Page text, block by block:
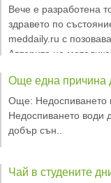
Вече е разработена
здравето по
meddaily.ru с
Авторите на
оценява промените в
текстурата на е
Още една причина
Още: Недоспиването
Недоспиването води
добър сън..
Чай в студените